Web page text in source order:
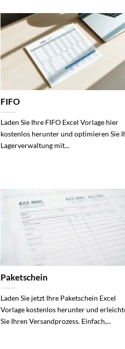
FIFO
Laden Sie Ihre FIFO Excel Vorlage hier
kostenlos herunter und optimieren Sie
Lagerverwaltung mit...
Paketschein
Laden Sie jetzt Ihre Paketschein Excel
Vorlage kostenlos herunter und
Sie Ihren Versandprozess. Einfach,...